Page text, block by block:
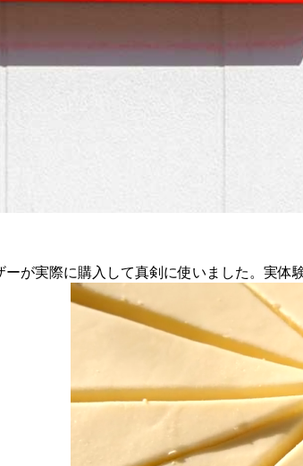
が実際に購入して真剣に使いました。実体